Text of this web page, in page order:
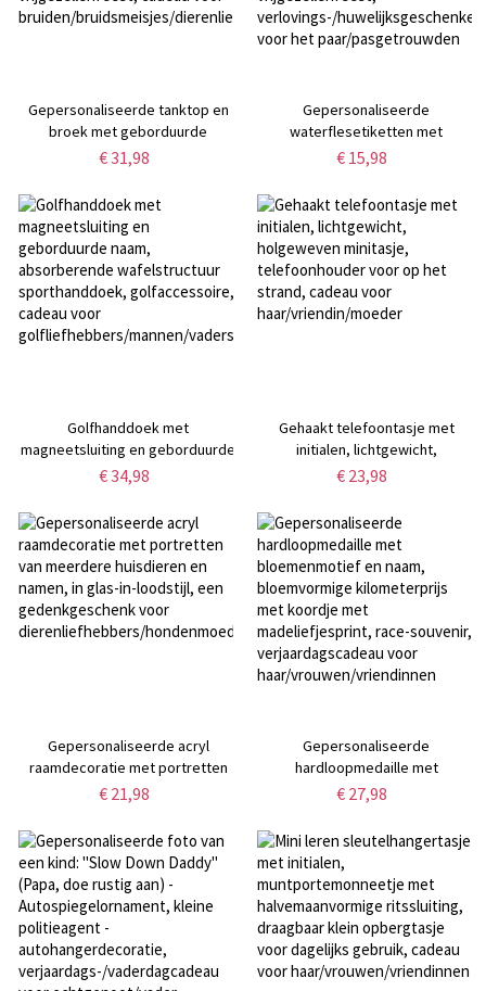
Gepersonaliseerde tanktop en
broek met geborduurde
hartvormige strik en
loungewear set voor
vrijgezellenfeest, cadeau voor
bruiden/bruidsmeisjes/dierenliefhebbers
€ 31,98
Gepersonaliseerde
waterflesetiketten met
monogram, bloemenmotief en
bedankjes voor een
vrijgezellenfeest,
verlovings-/huwelijksgeschenken
voor het paar/pasgetrouwden
€ 15,98
Golfhanddoek met
magneetsluiting en geborduurde
naam, absorberende
golfaccessoire, cadeau voor
golfliefhebbers/mannen/vaders
€ 34,98
Gehaakt telefoontasje met
initialen, lichtgewicht,
holgeweven minitasje,
strand, cadeau voor
haar/vriendin/moeder
€ 23,98
Gepersonaliseerde acryl
raamdecoratie met portretten
van meerdere huisdieren en
gedenkgeschenk voor
dierenliefhebbers/hondenmoeders/huisdiereigenaren.
€ 21,98
Gepersonaliseerde
hardloopmedaille met
bloemenmotief en naam,
met koordje met
madeliefjesprint, race-souvenir,
verjaardagscadeau voor
haar/vrouwen/vriendinnen
€ 27,98